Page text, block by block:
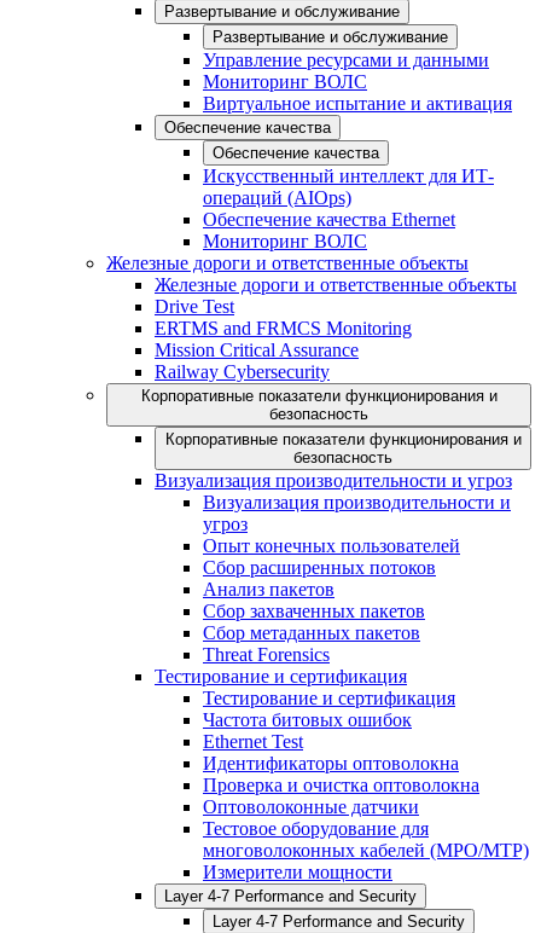
Развертывание и обслуживание
Развертывание и обслуживание
Управление ресурсами и данными
Мониторинг ВОЛС
Виртуальное испытание и активация
Обеспечение качества
Обеспечение качества
Искусственный интеллект для ИТ-
операций (AIOps)
Обеспечение качества Ethernet
Мониторинг ВОЛС
Железные дороги и ответственные объекты
Железные дороги и ответственные объекты
Drive Test
ERTMS and FRMCS Monitoring
Mission Critical Assurance
Railway Cybersecurity
Корпоративные показатели функционирования и
безопасность
Корпоративные показатели функционирования и
безопасность
Визуализация производительности и угроз
Визуализация производительности и
угроз
Опыт конечных пользователей
Сбор расширенных потоков
Анализ пакетов
Сбор захваченных пакетов
Сбор метаданных пакетов
Threat Forensics
Тестирование и сертификация
Тестирование и сертификация
Частота битовых ошибок
Ethernet Test
Идентификаторы оптоволокна
Проверка и очистка оптоволокна
Оптоволоконные датчики
Тестовое оборудование для
многоволоконных кабелей (MPO/MTP)
Измерители мощности
Layer 4-7 Performance and Security
Layer 4-7 Performance and Security